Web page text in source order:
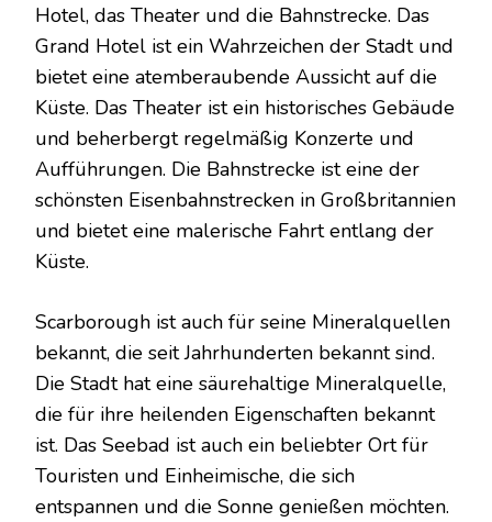
Hotel, das Theater und die Bahnstrecke. Das
Grand Hotel ist ein Wahrzeichen der Stadt und
bietet eine atemberaubende Aussicht auf die
Küste. Das Theater ist ein historisches Gebäude
und beherbergt regelmäßig Konzerte und
Aufführungen. Die Bahnstrecke ist eine der
schönsten Eisenbahnstrecken in Großbritannien
und bietet eine malerische Fahrt entlang der
Küste.
Scarborough ist auch für seine Mineralquellen
bekannt, die seit Jahrhunderten bekannt sind.
Die Stadt hat eine säurehaltige Mineralquelle,
die für ihre heilenden Eigenschaften bekannt
ist. Das Seebad ist auch ein beliebter Ort für
Touristen und Einheimische, die sich
entspannen und die Sonne genießen möchten.